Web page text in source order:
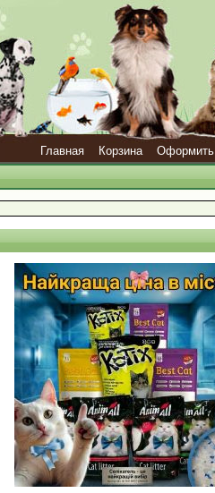
Главная Корзина Оформить